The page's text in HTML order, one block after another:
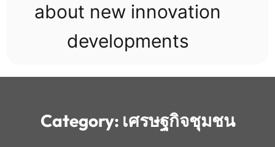
about new innovation
developments
Category: เศรษฐกิจชุมชน